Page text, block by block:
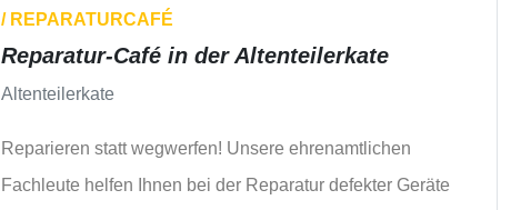
/ REPARATURCAFÉ
Reparatur-Café in der Altenteilerkate
Altenteilerkate
Reparieren statt wegwerfen! Unsere ehrenamtlichen
Fachleute helfen Ihnen bei der Reparatur defekter Geräte